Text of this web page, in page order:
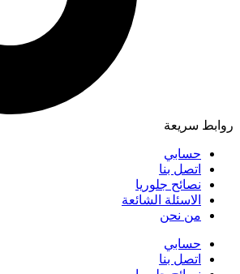
روابط سريعة
حسابي
اتصل بنا
نصائح جلوريا
الاسئلة الشائعة
من نحن
حسابي
اتصل بنا